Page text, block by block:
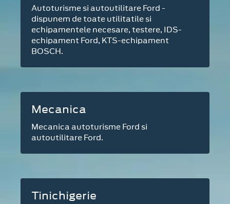
Autoturisme si autoutilitare Ford -
dispunem de toate utilitatile si
echipamentele necesare, testere, IDS-
echipament Ford, KTS-echipament
BOSCH.
Mecanica
Mecanica autoturisme Ford si
autoutilitare Ford.
Tinichigerie